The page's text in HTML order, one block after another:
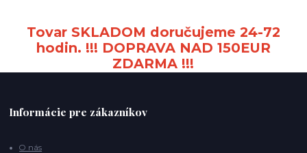
Tovar SKLADOM doručujeme 24-72
hodin. !!! DOPRAVA NAD 150EUR
ZDARMA !!!
Informácie pre zákazníkov
O nás